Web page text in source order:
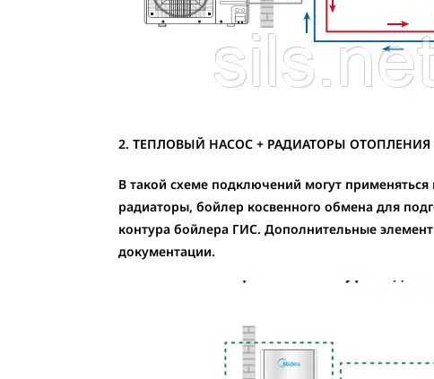
2. ТЕПЛОВЫЙ НАСОС + РАДИАТОРЫ ОТОПЛЕНИЯ
В такой схеме подключений могут
радиаторы, бойлер косвенного обмена для
контура бойлера ГИС. Дополнительные
документации.